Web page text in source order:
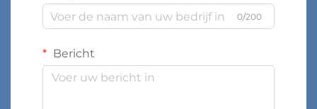
0/200
Bericht